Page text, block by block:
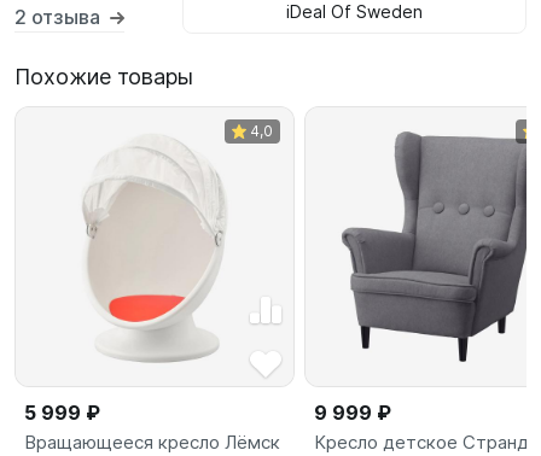
2 отзыва
iDeal Of Sweden
Похожие товары
4,0
5 999 ₽
Вращающееся кресло Лёмск
9 999 ₽
Кресло детское